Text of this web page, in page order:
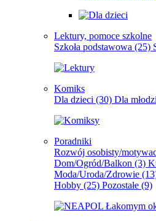
Lektury, pomoce szkolne
Szkoła podstawowa (25)
Komiks
Dla dzieci (30) Dla
Poradniki
Rozwój osobisty/
Dom/Ogród/Balkon (3)
Moda/Uroda/Zdrowie
Hobby (25) Pozostałe (9)